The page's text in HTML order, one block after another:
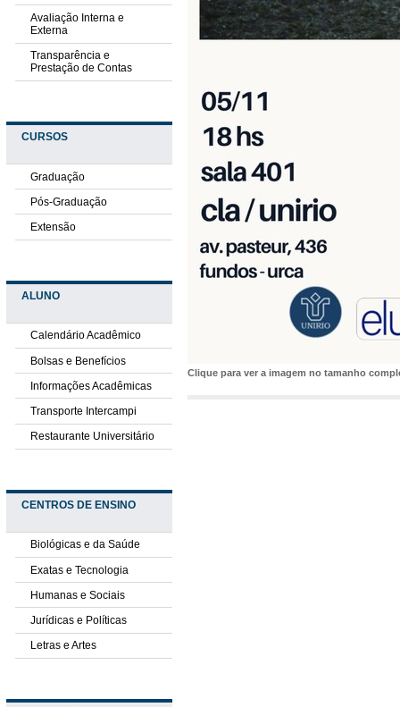
Avaliação Interna e
Externa
Transparência e
Prestação de Contas
CURSOS
Graduação
Pós-Graduação
Extensão
ALUNO
Calendário Acadêmico
Bolsas e Benefícios
Informações Acadêmicas
Transporte Intercampi
Restaurante Universitário
CENTROS DE ENSINO
Biológicas e da Saúde
Exatas e Tecnologia
Humanas e Sociais
Jurídicas e Políticas
Letras e Artes
Clique para ver a imagem no tamanho